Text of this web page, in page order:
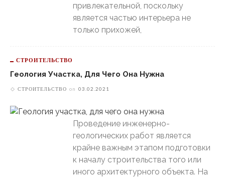
привлекательной, поскольку
является частью интерьера не
только прихожей,
СТРОИТЕЛЬСТВО
Геология Участка, Для Чего Она Нужна
СТРОИТЕЛЬСТВО on 03.02.2021
Проведение инженерно-
геологических работ является
крайне важным этапом подготовки
к началу строительства того или
иного архитектурного объекта. На